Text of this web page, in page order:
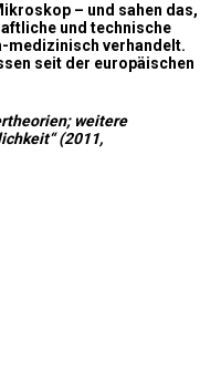
– und sahen das,
und technische
medizinisch verhandelt.
seit der europäischen
weitere
(2011,